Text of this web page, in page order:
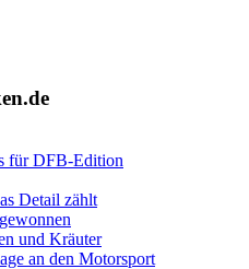
für DFB-Edition
Detail zählt
und Kräuter
an den Motorsport